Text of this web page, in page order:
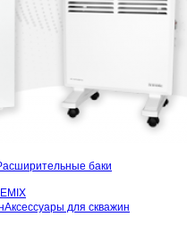
баки
Аксессуары для скважин